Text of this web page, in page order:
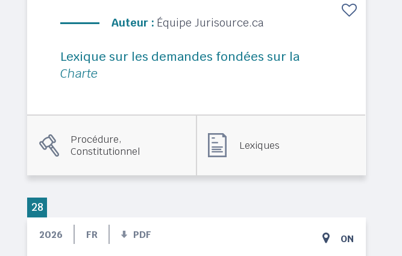
Auteur : Équipe Jurisource.ca
Lexique sur les demandes fondées sur la
Charte
Procédure,
Constitutionnel
Lexiques
2026 FR PDF ON
28